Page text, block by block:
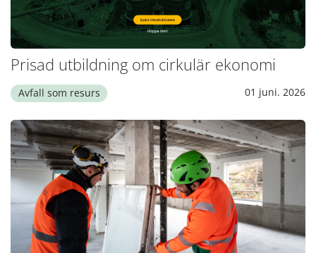
Prisad utbildning om cirkulär ekonomi
Avfall som resurs 01 juni. 2026